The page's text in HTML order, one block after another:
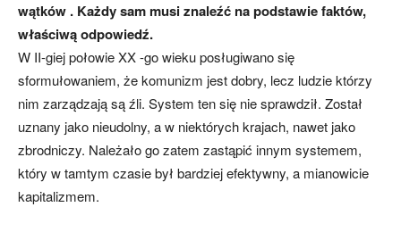
wątków . Każdy sam musi znaleźć na podstawie faktów,
właściwą odpowiedź.
W II-giej połowie XX -go wieku posługiwano się
sformułowaniem, że komunizm jest dobry, lecz ludzie którzy
nim zarządzają są źli. System ten się nie sprawdził. Został
uznany jako nieudolny, a w niektórych krajach, nawet jako
zbrodniczy. Należało go zatem zastąpić innym systemem,
który w tamtym czasie był bardziej efektywny, a mianowicie
kapitalizmem.